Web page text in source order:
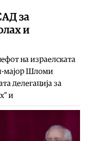
за
и
на израелската
мајор Шломи
делегација за
и